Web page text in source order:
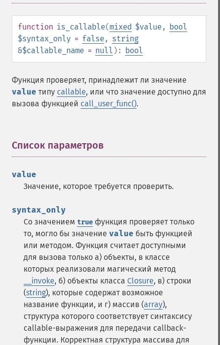
function is_callable(mixed $value, bool
$syntax_only = false, string
&$callable_name = null ): bool
Функция проверяет, принадлежит ли значение
value типу callable, или что значение доступно для
вызова функцией call_user_func().
Список параметров
value
Значение, которое требуется проверить.
syntax_only
Со значением true функция проверяет только
то, могло бы значение value быть функцией
или методом. Функция считает доступными
для вызова только а) объекты, в классе
которых реализовали магический метод
__invoke, б) объекты класса Closure, в) строки
(string), которые содержат возможное
название функции, и г) массив (array),
структура которого соответствует синтаксису
callable-выражения для передачи callback-
функции. Корректная структура массива для